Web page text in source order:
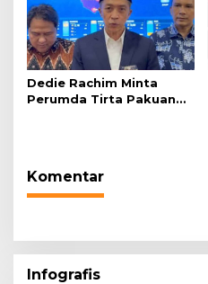
Dedie Rachim Minta
Perumda Tirta Pakuan
Komentar
Infografis